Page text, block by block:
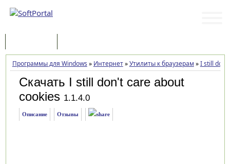
Программы для Windows » Интернет»Утилиты к браузерам »I still
Скачать I still don't care about
cookies 1.1.4.0
Описание Отзывы